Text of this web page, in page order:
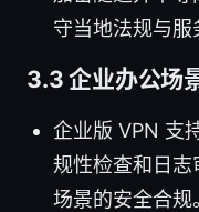
守当地法规与服
3.3 企业办公场
企业版 VPN 支
规性检查和日
场景的安全合规